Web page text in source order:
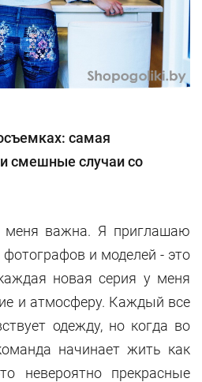
самая
смешные случаи со
важна. Я приглашаю
и моделей - это
новая серия у меня
и атмосферу. Каждый все
одежду, но когда во
начинает жить как
невероятно прекрасные